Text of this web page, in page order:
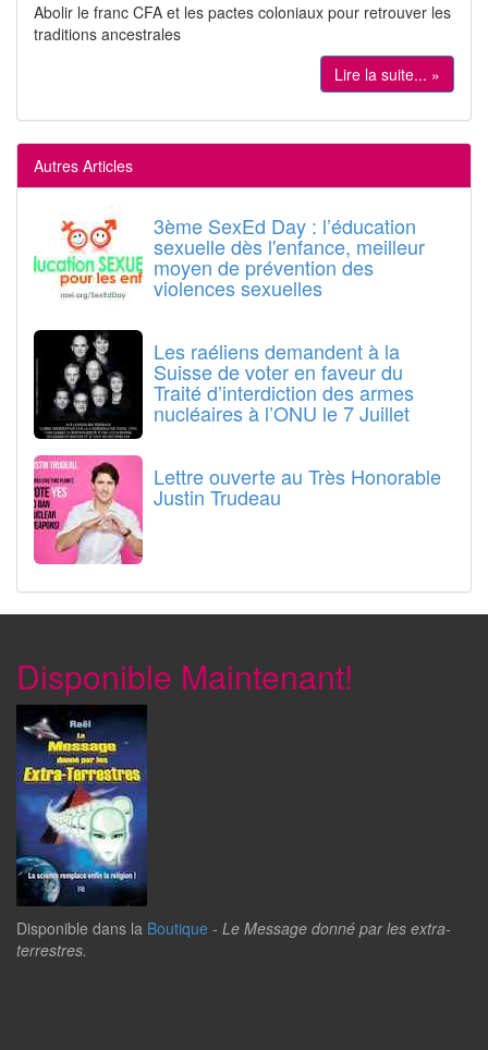
Abolir le franc CFA et les pactes coloniaux pour retrouver les
traditions ancestrales
Lire la suite... »
Autres Articles
3ème SexEd Day : l’éducation
sexuelle dès l'enfance, meilleur
moyen de prévention des
violences sexuelles
Les raéliens demandent à la
Suisse de voter en faveur du
Traité d’interdiction des armes
nucléaires à l’ONU le 7 Juillet
Lettre ouverte au Très Honorable
Justin Trudeau
Disponible Maintenant!
Disponible dans la Boutique - Le Message donné par les extra-
terrestres.